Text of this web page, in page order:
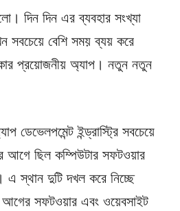
দিন দিন এর ব্যবহার সংখ্যা
সবচেয়ে বেশি সময় ব্যয় করে
প্রয়োজনীয় অ্যাপ। নতুন নতুন
ডেভেলপমেন্ট ইন্ড্রাস্ট্রি সবচেয়ে
আগে ছিল কম্পিউটার সফটওয়ার
এ স্থান দুটি দখল করে নিচ্ছে
সফটওয়ার এবং ওয়েবসাইট